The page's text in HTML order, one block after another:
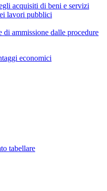
acquisiti di beni e servizi
lavori pubblici
ammissione dalle procedure
economici
tabellare